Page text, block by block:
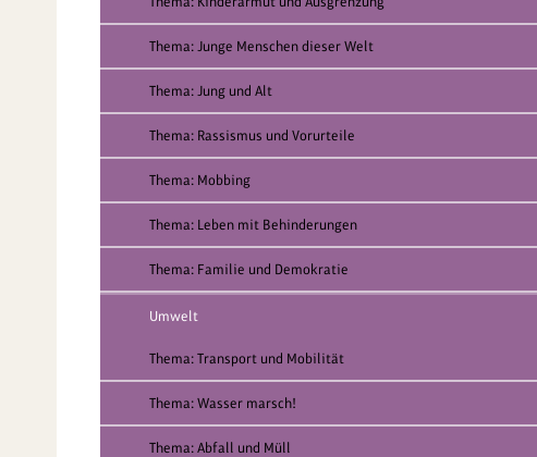
Thema: Junge Menschen dieser Welt
Thema: Jung und Alt
Thema: Rassismus und Vorurteile
Thema: Mobbing
Thema: Leben mit Behinderungen
Thema: Familie und Demokratie
Umwelt
Thema: Transport und Mobilität
Thema: Wasser marsch!
Thema: Abfall und Müll